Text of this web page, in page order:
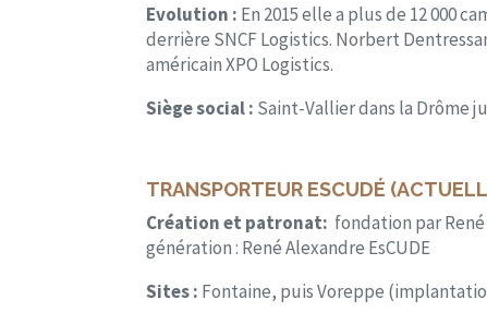
Evolution : En 2015 elle a plus de 12 000
derrière SNCF Logistics. Norbert
américain XPO Logistics.
Siège social : Saint-Vallier dans la Drôme
TRANSPORTEUR ESCUDÉ
Création et patronat: fondation par
génération : René Alexandre EsCUDE
Sites : Fontaine, puis Voreppe